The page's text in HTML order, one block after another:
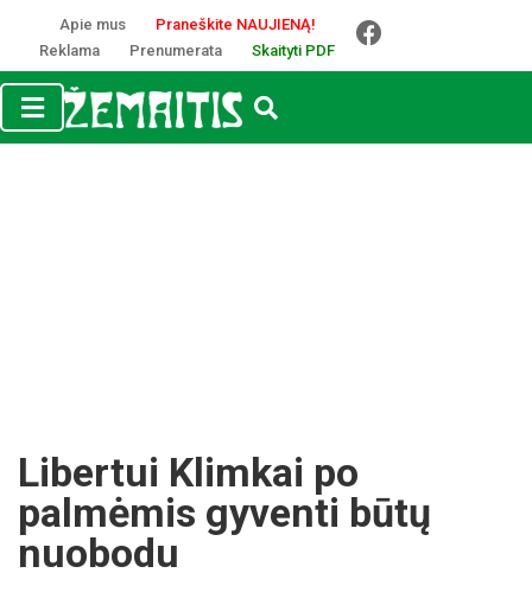
Apie mus
Praneškite NAUJIENĄ!
Reklama
Prenumerata Skaityti PDF
Libertui Klimkai po
palmėmis gyventi būtų
nuobodu